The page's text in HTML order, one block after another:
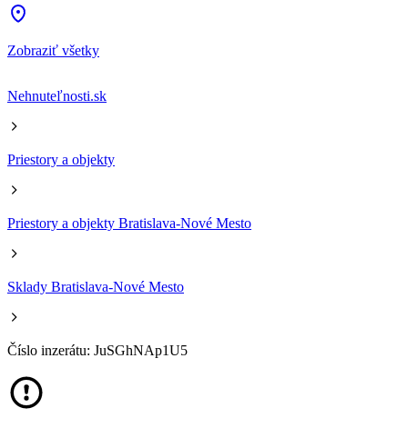
Zobraziť všetky
Nehnuteľnosti.sk
Priestory a objekty
Priestory a objekty Bratislava-Nové Mesto
Sklady Bratislava-Nové Mesto
Číslo inzerátu: JuSGhNAp1U5